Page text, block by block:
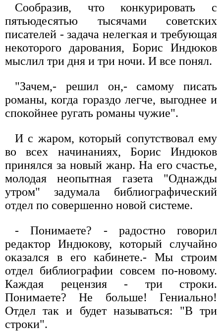
Сообразив, что конкурировать с
пятьюдесятью тысячами советских
писателей - задача нелегкая и требующая
некоторого дарования, Борис Индюков
мыслил три дня и три ночи. И все понял.
"Зачем,- решил он,- самому писать
романы, когда гораздо легче, выгоднее и
спокойнее ругать романы чужие".
И с жаром, который сопутствовал ему
во всех начинаниях, Борис Индюков
принялся за новый жанр. На его счастье,
молодая неопытная газета "Однажды
утром" задумала библиографический
отдел по совершенно новой системе.
- Понимаете? - радостно говорил
редактор Индюкову, который случайно
оказался в его кабинете.- Мы строим
отдел библиографии совсем по-новому.
Каждая рецензия - три строки.
Понимаете? Не больше! Гениально!
Отдел так и будет называться: "В три
строки".